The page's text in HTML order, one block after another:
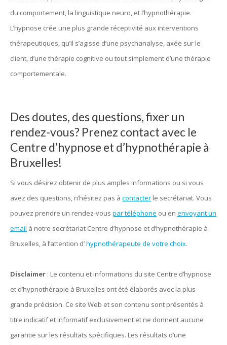
du comportement, la linguistique neuro, et l’hypnothérapie.
L’hypnose crée une plus grande réceptivité aux interventions
thérapeutiques, qu’il s’agisse d’une psychanalyse, axée sur le
client, d’une thérapie cognitive ou tout simplement d’une thérapie
comportementale.
Des doutes, des questions, fixer un
rendez-vous? Prenez contact avec le
Centre d’hypnose et d’hypnothérapie à
Bruxelles!
Si vous désirez obtenir de plus amples informations ou si vous
avez des questions, n’hésitez pas à contacter le secrétariat. Vous
pouvez prendre un rendez-vous par téléphone ou en envoyant un
email à notre secrétariat Centre d’hypnose et d’hypnothérapie à
Bruxelles, à l’attention d’hypnothérapeute de votre choix.
Disclaimer : Le contenu et informations du site Centre d’hypnose
et d’hypnothérapie à Bruxelles ont été élaborés avec la plus
grande précision. Ce site Web et son contenu sont présentés à
titre indicatif et informatif exclusivement et ne donnent aucune
garantie sur les résultats spécifiques. Les résultats d’une